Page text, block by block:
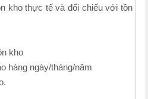
kho thực tế và đối chiếu với tồn
kho
hàng ngày/tháng/năm